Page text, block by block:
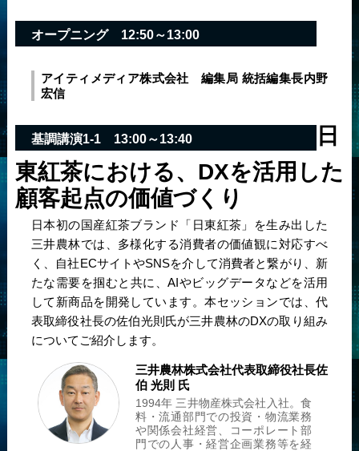
オープニング12:50～13:00
アイティメディア株式会社 編集局 統括編集長内野
宏信
基調講演1-113:00～13:40
日
東紅茶における、DXを活用した
顧客起点の価値づくり
日本初の国産紅茶ブランド「日東紅茶」を生み出した
三井農林では、多様化する消費者の価値観に対応すべ
く、自社ECサイトやSNSを介して消費者と繋がり、新
たな需要を掴むと共に、AIやビッグデータなどを活用
して新商品を開発しています。本セッションでは、代
表取締役社長の佐伯光則氏が三井農林のDXの取り組み
についてご紹介します。
三井農林株式会社代表取締役社長佐
伯 光則 氏
1994年 三井物産株式会社入社。食
料・流通部門での投資・物流業務
や関係会社経営、コーポレート部
門での人事・経営企画業務等を経